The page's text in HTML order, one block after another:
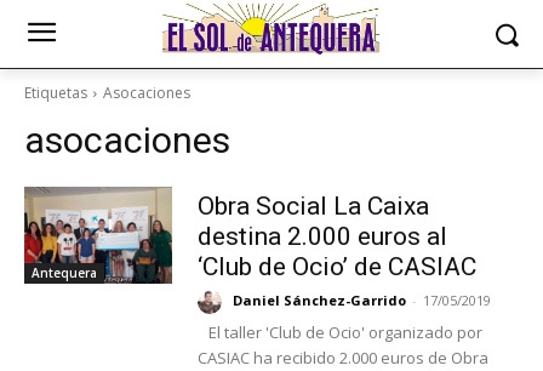
Etiquetas Asocaciones
asocaciones
Antequera
Obra Social La Caixa
destina 2.000 euros al
‘Club de Ocio’ de CASIAC
Daniel Sánchez-Garrido - 17/05/2019
El taller 'Club de Ocio' organizado por
CASIAC ha recibido 2.000 euros de Obra